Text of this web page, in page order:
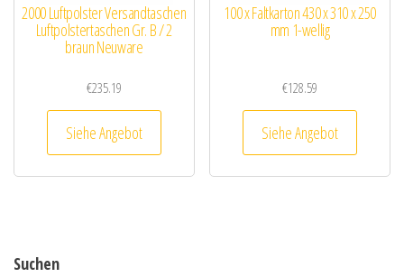
2000 Luftpolster Versandtaschen
Luftpolstertaschen Gr. B / 2
braun Neuware
€235.19
Siehe Angebot
100 x Faltkarton 430 x 310 x 250
mm 1-wellig
€128.59
Siehe Angebot
Suchen